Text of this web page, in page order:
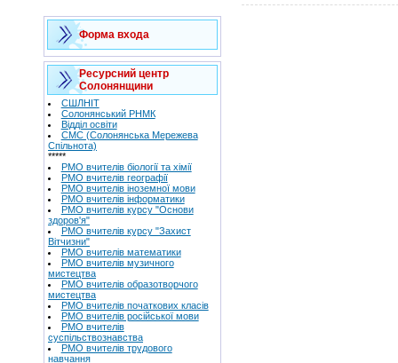
Форма входа
Ресурсний центр
Солонянщини
СШЛНІТ
Солонянський РНМК
Відділ освіти
СМС (Солонянська Мережева
Спільнота)
*****
РМО вчителів біології та хімії
РМО вчителів географії
РМО вчителів іноземної мови
РМО вчителів інформатики
РМО вчителів курсу "Основи
здоров'я"
РМО вчителів курсу "Захист
Вітчизни"
РМО вчителів математики
РМО вчителів музичного
мистецтва
РМО вчителів образотворчого
мистецтва
РМО вчителів початкових класів
РМО вчителів російської мови
РМО вчителів
суспільствознавства
РМО вчителів трудового
навчання